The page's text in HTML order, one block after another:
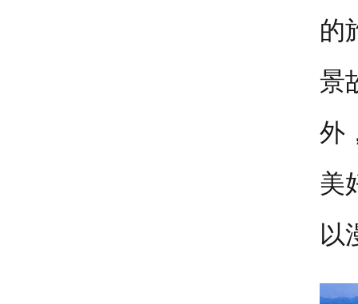
的
景
外
美
以